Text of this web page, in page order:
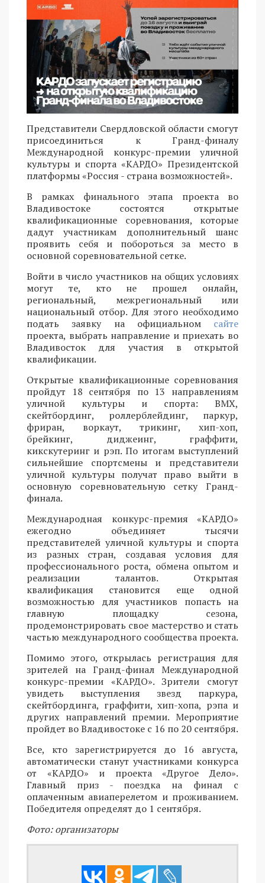
Представители Свердловской области смогут
присоединиться к Гранд-финалу
Международной конкурс-премии уличной
культуры и спорта «КАРДО» Президентской
платформы «Россия - страна возможностей».
В рамках финального этапа проекта во
Владивостоке состоятся открытые
квалификационные соревнования, которые
дадут участникам дополнительный шанс
проявить себя и побороться за место в
основной соревновательной сетке.
Войти в число участников на общих условиях
могут те, кто не прошел онлайн,
региональный, межрегиональный или
национальный отбор. Для этого необходимо
подать заявку на официальном сайте
проекта, выбрать направление и приехать во
Владивосток для участия в открытой
квалификации.
Открытые квалификационные соревнования
пройдут 18 сентября по 13 направлениям
уличной культуры и спорта: BMX,
скейтбординг, роллерблейдинг, паркур,
фриран, воркаут, трикинг, хип-хоп,
брейкинг, диджеинг, граффити,
кикскутеринг и рэп. По итогам выступлений
сильнейшие спортсмены и представители
уличной культуры получат право выйти в
основную соревновательную сетку Гранд-
финала.
Международная конкурс-премия «КАРДО»
ежегодно объединяет тысячи
представителей уличной культуры и спорта
из разных стран, создавая условия для
профессионального роста, обмена опытом и
реализации талантов. Открытая
квалификация становится еще одной
возможностью для участников попасть на
главную площадку сезона,
продемонстрировать свое мастерство и стать
частью международного сообщества проекта.
Помимо этого, открылась регистрация для
зрителей на Гранд-финал Международной
конкурс-премии «КАРДО». Зрители смогут
увидеть выступления звезд паркура,
скейтбординга, граффити, хип-хопа, рэпа и
других направлений премии. Мероприятие
пройдет во Владивостоке с 16 по 20 сентября.
Все, кто зарегистрируется до 16 августа,
автоматически станут участниками конкурса
от «КАРДО» и проекта «Другое Дело».
Главный приз - поездка на финал с
оплаченным авиаперелетом и проживанием.
Победителя определят до 1 сентября.
Фото: организаторы